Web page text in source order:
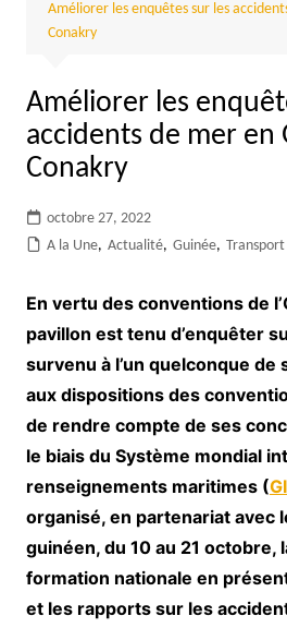
Améliorer les enquêtes sur les
Conakry
Améliorer les
accidents de mer en
Conakry
octobre 27, 2022
A la Une, Actualité, Guinée,
En vertu des conventions de
pavillon est tenu d’enquêter
survenu à l’un quelconque
aux dispositions des
de rendre compte de ses
le biais du Système mondial
renseignements maritimes (
organisé, en partenariat avec
guinéen, du 10 au 21 octobre,
formation nationale en
et les rapports sur les